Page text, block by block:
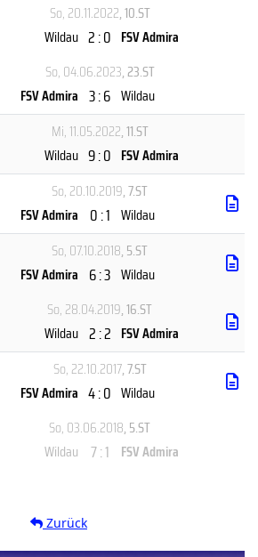
So, 20.11.2022, 10.ST
Wildau 2 : 0 FSV Admira
So, 04.06.2023, 23.ST
FSV Admira 3 : 6 Wildau
Mi, 11.05.2022, 11.ST
Wildau 9 : 0 FSV Admira
So, 20.10.2019, 7.ST
FSV Admira 0 : 1 Wildau
So, 07.10.2018, 5.ST
FSV Admira 6 : 3 Wildau
So, 28.04.2019, 16.ST
Wildau 2 : 2 FSV Admira
So, 22.10.2017, 7.ST
FSV Admira 4 : 0 Wildau
So, 03.06.2018, 5.ST
Wildau 7 : 1 FSV Admira
Zurück